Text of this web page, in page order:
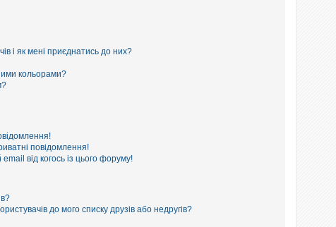
і як мені приєднатись до них?
кольорами?
повідомлення!
від когось із цього форуму!
до мого списку друзів або недругів?